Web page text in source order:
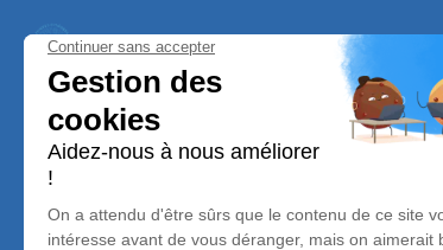
Trans'Ambulances
Nos équipes vous aident à honorer la
perpétuer son souvenir dans le respect de
avec dignité dans son dernier voyage.
Notre agence